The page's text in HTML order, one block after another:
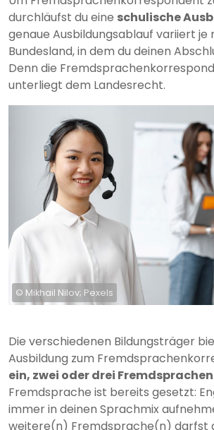
durchläufst du eine schulische
genaue Ausbildungsablauf variiert je
Bundesland, in dem du deinen
Denn die
unterliegt dem Landesrecht.
© Mikhail Nilov; Pexels
Die verschiedenen Bildungsträger
Ausbildung zum
ein, zwei oder drei Fremdsprachen
Fremdsprache ist bereits gesetzt:
immer in deinen Sprachmix
weitere(n) Fremdsprache(n) darfst